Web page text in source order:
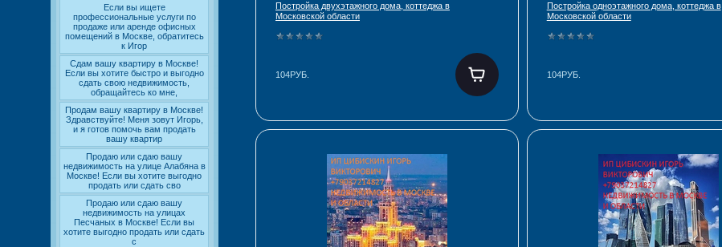
Если вы ищете
профессиональные услуги по
продаже или аренде офисных
помещений в Москве, обратитесь
к Игор
Сдам вашу квартиру в Москве!
Если вы хотите быстро и выгодно
сдать свою недвижимость,
обращайтесь ко мне,
Продам вашу квартиру в Москве!
Здравствуйте! Меня зовут Игорь,
и я готов помочь вам продать
вашу квартир
Продаю или сдаю вашу
недвижимость на улице Алабяна в
Москве! Если вы хотите выгодно
продать или сдать сво
Продаю или сдаю вашу
недвижимость на улицах
Песчаных в Москве! Если вы
хотите выгодно продать или сдать
с
Постройка двухэтажного дома, коттеджа в
Московской области
104РУБ.
Постройка одноэтажного дома, коттеджа в
Московской области
104РУБ.